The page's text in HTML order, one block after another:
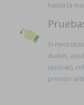
hasta la
Si
dudas,
(azúcar),
presión